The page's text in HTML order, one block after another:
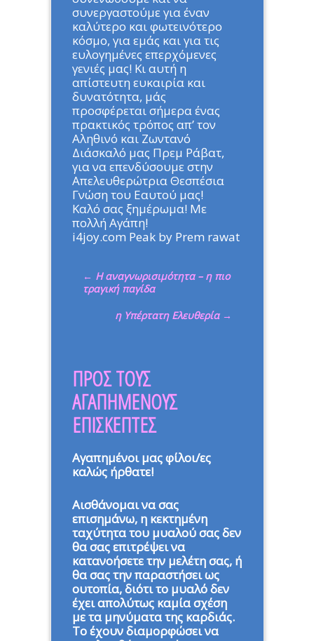
συνεργαστούμε για έναν
καλύτερο και φωτεινότερο
κόσμο, για εμάς και για τις
ευλογημένες επερχόμενες
γενιές μας! Κι αυτή η
απίστευτη ευκαιρία και
δυνατότητα, μάς
προσφέρεται σήμερα ένας
πρακτικός τρόπος απ’ τον
Αληθινό και Ζωντανό
Διάσκαλό μας Πρεμ Ράβατ,
για να επενδύσουμε στην
Απελευθερώτρια Θεσπέσια
Γνώση του Εαυτού μας!
Καλό σας ξημέρωμα! Με
πολλή Αγάπη!
i4joy.com Peak by Prem rawat
← Η αναγνωρισιμότητα – η πιο
τραγική παγίδα
η Υπέρτατη Ελευθερία →
ΠΡΟΣ ΤΟΥΣ
ΑΓΑΠΗΜΕΝΟΥΣ
ΕΠΙΣΚΕΠΤΕΣ
Αγαπημένοι μας φίλοι/ες
καλώς ήρθατε!
Αισθάνομαι να σας
επισημάνω, η κεκτημένη
ταχύτητα του μυαλού σας δεν
θα σας επιτρέψει να
κατανοήσετε την μελέτη σας, ή
θα σας την παραστήσει ως
ουτοπία, διότι το μυαλό δεν
έχει απολύτως καμία σχέση
με τα μηνύματα της καρδιάς.
Το έχουν διαμορφώσει να